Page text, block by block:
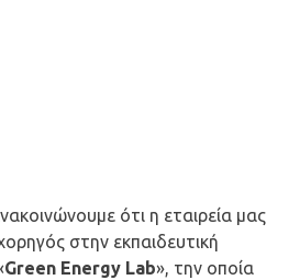
ότι η εταιρεία μας
στην εκπαιδευτική
Green Energy Lab», την οποία